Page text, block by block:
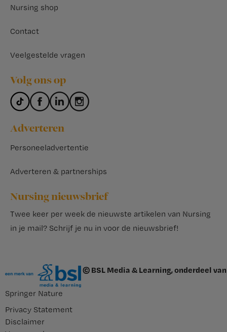
Nursing shop
Contact
Veelgestelde vragen
Volg ons op
Adverteren
Personeeladvertentie
Adverteren & partnerships
Nursing nieuwsbrief
Twee keer per week de nieuwste artikelen van Nursing
in je mail? Schrijf je nu in voor de nieuwsbrief!
© BSL Media & Learning, onderdeel van
Springer Nature
Privacy Statement
Disclaimer